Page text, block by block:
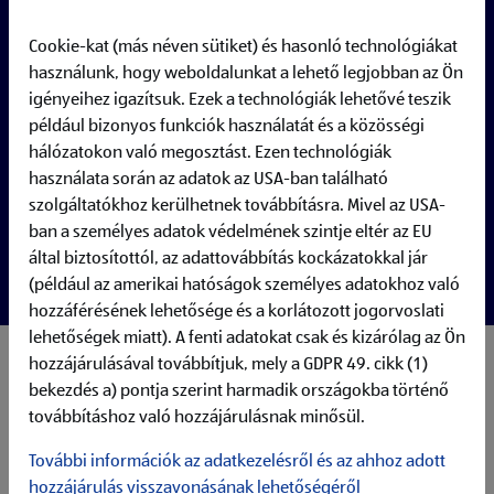
Feladatok, amik rám várnak
az üzletvezető teljes körű helyettesítése távolléte esetén
az üzletvezető támogatása a napi feladatokban - pl.
termékek minőségének ellenőrzése
aktív részvétel a napi működésben - pl. pénztárkezelés,
Cookie-kat (más néven sütiket) és hasonló technológiákat
használunk, hogy weboldalunkat a lehető legjobban az Ön
igényeihez igazítsuk. Ezek a technológiák lehetővé teszik
például bizonyos funkciók használatát és a közösségi
hálózatokon való megosztást. Ezen technológiák
használata során az adatok az USA-ban található
szolgáltatókhoz kerülhetnek továbbításra. Mivel az USA-
ban a személyes adatok védelmének szintje eltér az EU
által biztosítottól, az adattovábbítás kockázatokkal jár
(például az amerikai hatóságok személyes adatokhoz való
hozzáférésének lehetősége és a korlátozott jogorvoslati
lehetőségek miatt). A fenti adatokat csak és kizárólag az Ön
hozzájárulásával továbbítjuk, mely a GDPR 49. cikk (1)
bekezdés a) pontja szerint harmadik országokba történő
továbbításhoz való hozzájárulásnak minősül.
További információk az adatkezelésről és az ahhoz adott
hozzájárulás visszavonásának lehetőségéről